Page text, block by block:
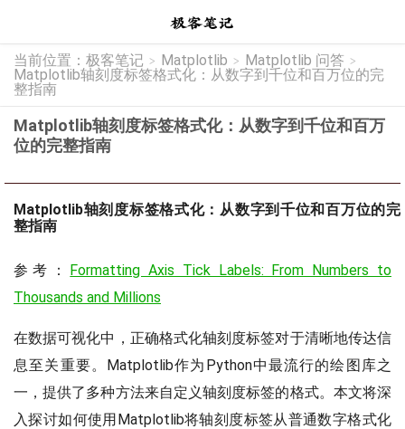
当前位置： 极客笔记 > Matplotlib > Matplotlib 问答 >
Matplotlib轴刻度标签格式化：从数字到千位和百万位的完
整指南
Matplotlib轴刻度标签格式化：从数字到千位和百万
位的完整指南
Matplotlib轴刻度标签格式化：从数字到千位和百万位的完
整指南
参考： Formatting Axis Tick Labels: From Numbers to
Thousands and Millions
在数据可视化中，正确格式化轴刻度标签对于清晰地传达信
息至关重要。Matplotlib作为Python中最流行的绘图库之
一，提供了多种方法来自定义轴刻度标签的格式。本文将深
入探讨如何使用Matplotlib将轴刻度标签从普通数字格式化